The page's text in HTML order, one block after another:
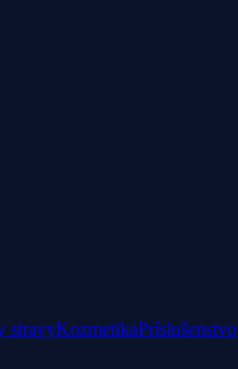
stravyKozmetikaPríslušenstvo